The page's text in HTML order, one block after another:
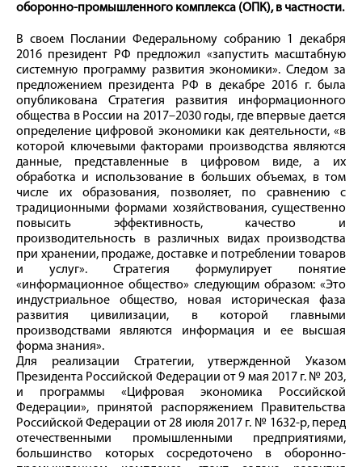
оборонно-­промышленного комплекса (ОПК), в частности.
В своем Послании Федеральному собранию 1 декабря
2016 президент РФ предложил «запустить масштабную
системную программу развития экономики». Следом за
предложением президента РФ в декабре 2016 г. была
опубликована Стратегия развития информационного
общества в России на 2017–2030 годы, где впервые дается
определение цифровой экономики как деятельности, «в
которой ключевыми факторами производства являются
данные, представленные в цифровом виде, а их
обработка и использование в больших объемах, в том
числе их образования, позволяет, по сравнению с
традиционными формами хозяйствования, существенно
повысить эффективность, качество и
производительность в различных видах производства
при хранении, продаже, доставке и потреблении товаров
и услуг». Стратегия формулирует понятие
«информационное общество» следующим образом: «Это
индустриальное общество, новая историческая фаза
развития цивилизации, в которой главными
производствами являются информация и ее высшая
форма знания».
Для реализации Стратегии, утвержденной Указом
Президента Российской Федерации от 9 мая 2017 г. № 203,
и программы «Цифровая экономика Российской
Федерации», принятой распоряжением Правительства
Российской Федерации от 28 июля 2017 г. № 1632‑р, перед
отечественными промышленными предприятиями,
большинство которых сосредоточено в оборонно-